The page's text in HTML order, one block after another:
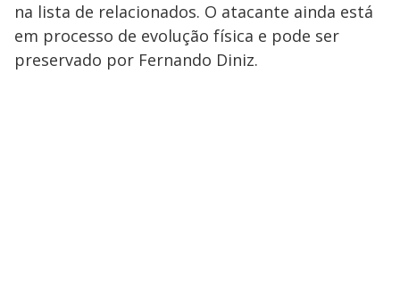
na lista de relacionados. O atacante ainda está
em processo de evolução física e pode ser
preservado por Fernando Diniz.